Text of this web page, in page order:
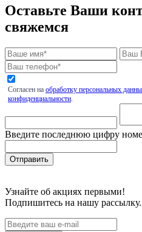
Оставьте Ваши
свяжемся
Согласен на обработку персональных
конфиденциальности.
Введите последнюю цифру
Узнайте об акциях первыми!
Подпишитесь на нашу рассылку.